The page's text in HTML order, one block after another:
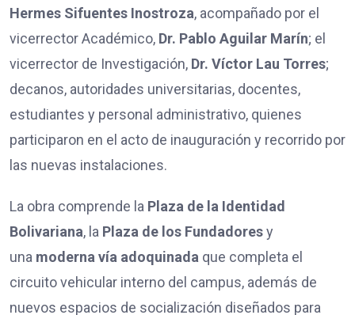
Hermes Sifuentes Inostroza, acompañado por el
vicerrector Académico, Dr. Pablo Aguilar Marín; el
vicerrector de Investigación, Dr. Víctor Lau Torres;
decanos, autoridades universitarias, docentes,
estudiantes y personal administrativo, quienes
participaron en el acto de inauguración y recorrido por
las nuevas instalaciones.
La obra comprende la Plaza de la Identidad
Bolivariana, la Plaza de los Fundadoresy
una moderna vía adoquinada que completa el
circuito vehicular interno del campus, además de
nuevos espacios de socialización diseñados para